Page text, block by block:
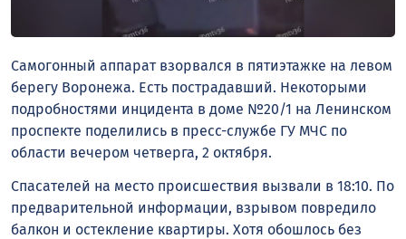
Самогонный аппарат взорвался в пятиэтажке на левом
берегу Воронежа. Есть пострадавший. Некоторыми
подробностями инцидента в доме №20/1 на Ленинском
проспекте поделились в пресс-службе ГУ МЧС по
области вечером четверга, 2 октября.
Спасателей на место происшествия вызвали в 18:10. По
предварительной информации, взрывом повредило
балкон и остекление квартиры. Хотя обошлось без